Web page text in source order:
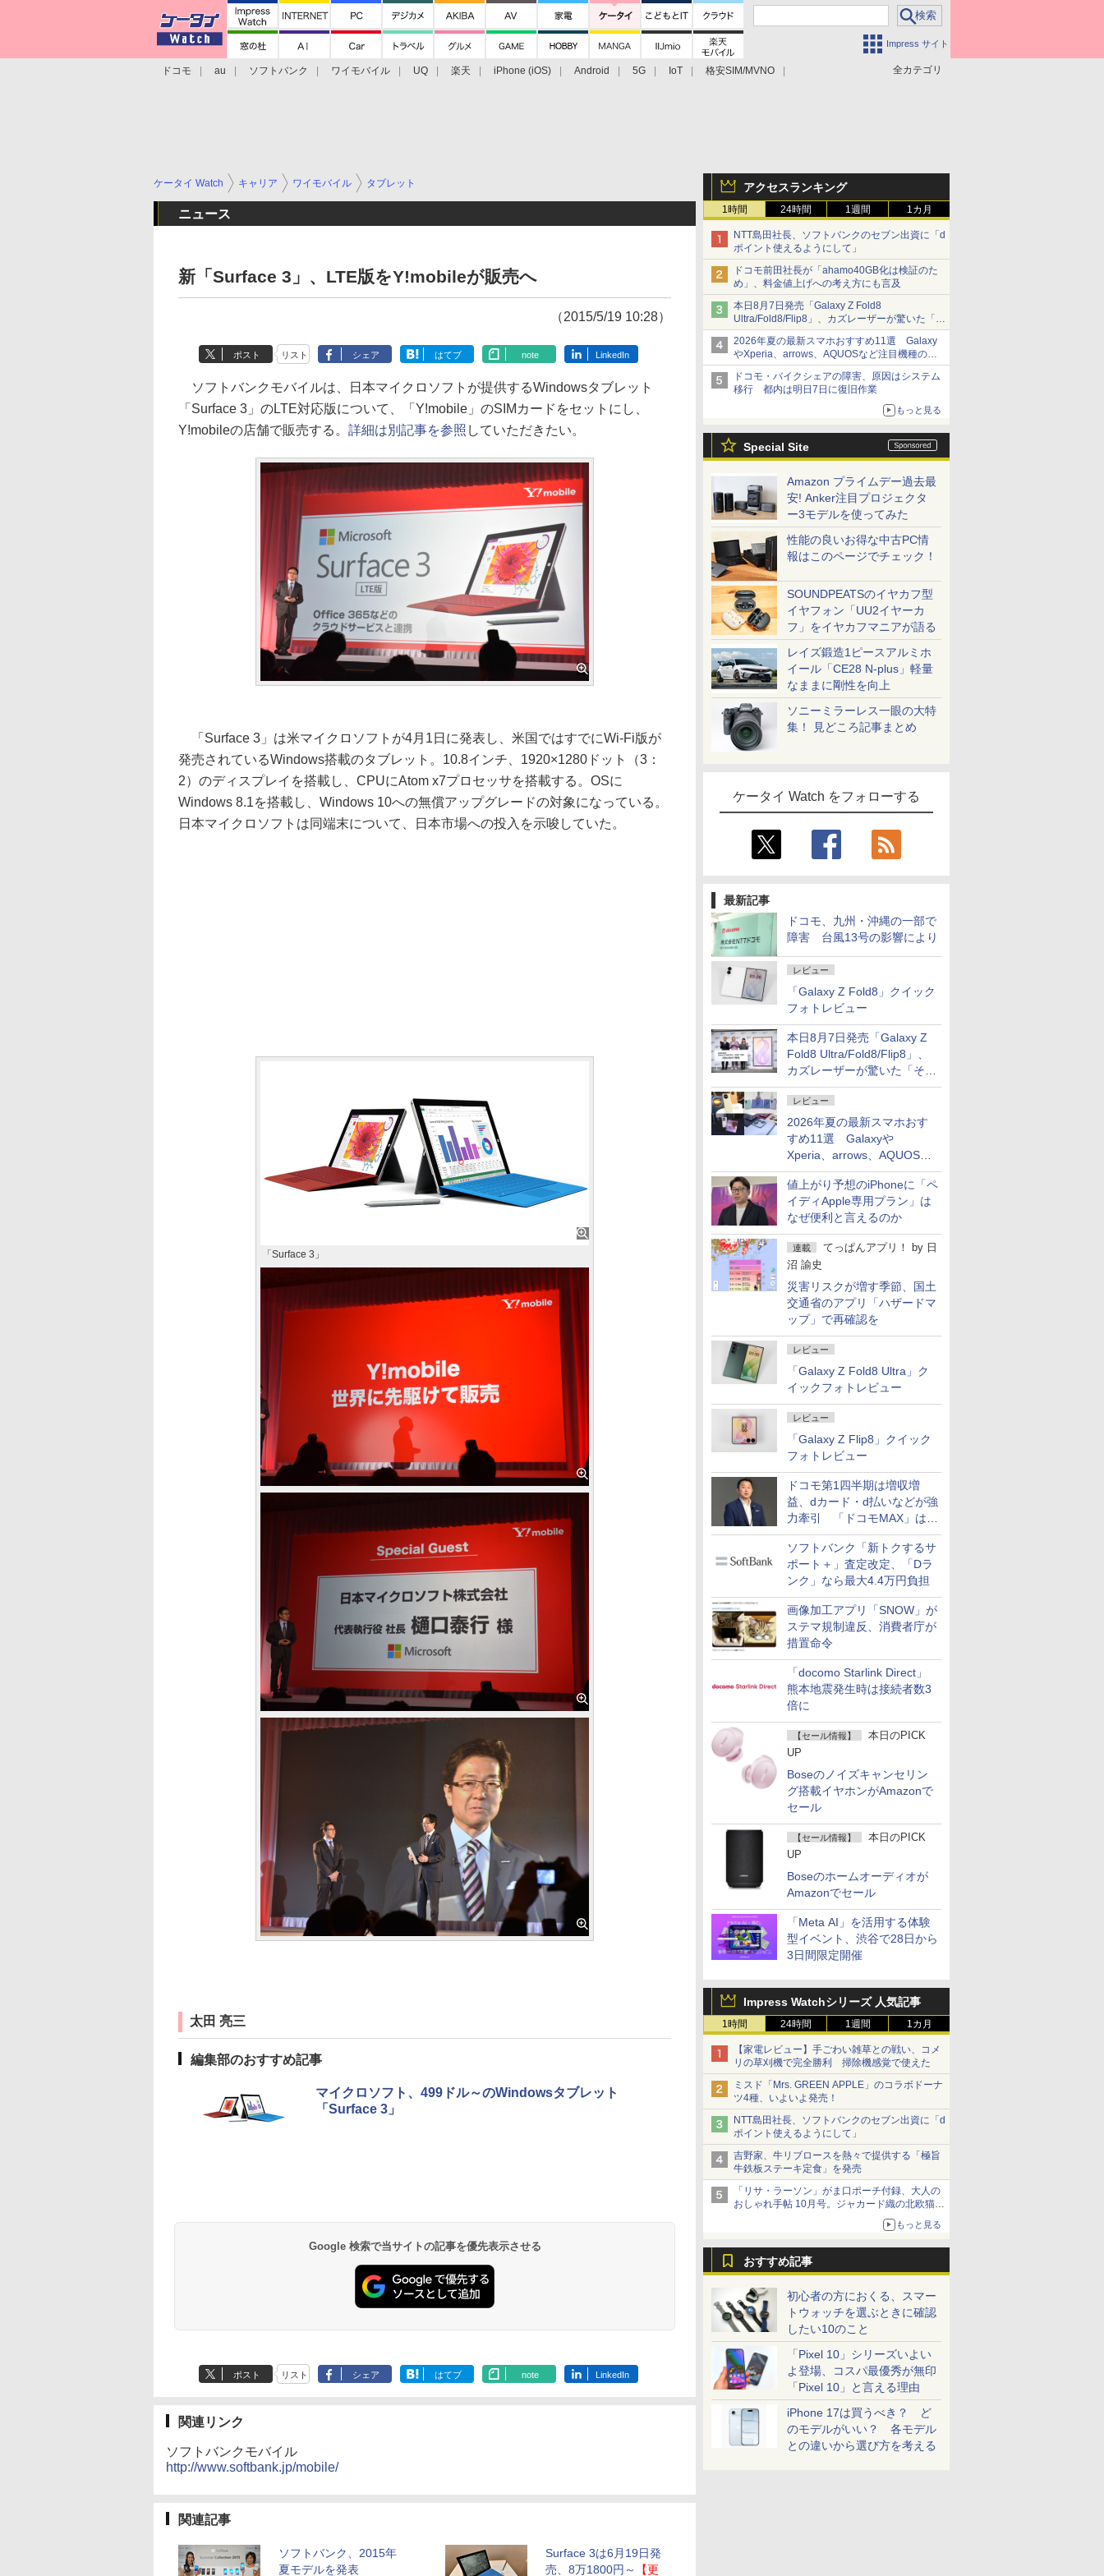
Impress サイト
全カテゴリ
ドコモ au ソフトバンク ワイモバイル UQ 楽天 iPhone (iOS) Android 5G IoT
格安SIM/MVNO
アクセスランキング
1時間 24時間 1週間 1カ月
NTT島田社長、ソフトバンクのセブン出資に「d
ポイント使えるようにして」
ドコモ前田社長が「ahamo40GB化は検証のた
め」、料金値上げへの考え方にも言及
本日8月7日発売「Galaxy Z Fold8
Ultra/Fold8/Flip8」、カズレーザーが驚いた「そ
ば屋のメニュー並みの薄さ」
2026年夏の最新スマホおすすめ11選 Galaxy
やXperia、arrows、AQUOSなど注目機種の特
徴は
ドコモ・バイクシェアの障害、原因はシステム
移行 都内は明日7日に復旧作業
もっと見る
Special Site
Amazon プライムデー過去最
安! Anker注目プロジェクタ
ー3モデルを使ってみた
性能の良いお得な中古PC情
報はこのページでチェック！
SOUNDPEATSのイヤカフ型
イヤフォン「UU2イヤーカ
フ」をイヤカフマニアが語る
レイズ鍛造1ピースアルミホ
イール「CE28 N-plus」軽量
なままに剛性を向上
ソニーミラーレス一眼の大特
集！ 見どころ記事まとめ
ケータイ Watch をフォローする
最新記事
ドコモ、九州・沖縄の一部で
障害 台風13号の影響により
レビュー
「Galaxy Z Fold8」クイック
フォトレビュー
本日8月7日発売「Galaxy Z
Fold8 Ultra/Fold8/Flip8」、
カズレーザーが驚いた「そば
屋のメニュー並みの薄さ」
レビュー
2026年夏の最新スマホおす
すめ11選 Galaxyや
Xperia、arrows、AQUOSな
ど注目機種の特徴は
値上がり予想のiPhoneに「ペ
イディApple専用プラン」は
なぜ便利と言えるのか
連載 てっぱんアプリ！ by 日
沼 諭史
災害リスクが増す季節、国土
交通省のアプリ「ハザードマ
ップ」で再確認を
レビュー
「Galaxy Z Fold8 Ultra」ク
イックフォトレビュー
レビュー
「Galaxy Z Flip8」クイック
フォトレビュー
ドコモ第1四半期は増収増
益、dカード・d払いなどが強
力牽引 「ドコモMAX」は
400万契約突破
ソフトバンク「新トクするサ
ポート＋」査定改定、「Dラ
ンク」なら最大4.4万円負担
画像加工アプリ「SNOW」が
ステマ規制違反、消費者庁が
措置命令
「docomo Starlink Direct」
熊本地震発生時は接続者数3
倍に
【セール情報】
本日のPICK
UP
Boseのノイズキャンセリン
グ搭載イヤホンがAmazonで
セール
【セール情報】
本日のPICK
UP
Boseのホームオーディオが
Amazonでセール
「Meta AI」を活用する体験
型イベント、渋谷で28日から
3日間限定開催
Impress Watchシリーズ 人気記事
1時間 24時間 1週間 1カ月
【家電レビュー】手ごわい雑草との戦い、コメ
リの草刈機で完全勝利 掃除機感覚で使えた
ミスド「Mrs. GREEN APPLE」のコラボドーナ
ツ4種、いよいよ発売！
NTT島田社長、ソフトバンクのセブン出資に「d
ポイント使えるようにして」
吉野家、牛リブロースを熱々で提供する「極旨
牛鉄板ステーキ定食」を発売
「リサ・ラーソン」がま口ポーチ付録、大人の
おしゃれ手帖 10月号。ジャカード織の北欧猫デ
もっと見る
おすすめ記事
初心者の方におくる、スマー
トウォッチを選ぶときに確認
したい10のこと
「Pixel 10」シリーズいよい
よ登場、コスパ最優秀が無印
「Pixel 10」と言える理由
iPhone 17は買うべき？ ど
のモデルがいい？ 各モデル
との違いから選び方を考える
ケータイ Watch キャリア ワイモバイル タブレット
ニュース
新「Surface 3」、LTE版をY!mobileが販売へ
（2015/5/19 10:28）
ポスト リスト シェア はてブ note LinkedIn
ソフトバンクモバイルは、日本マイクロソフトが提供するWindowsタブレット
「Surface 3」のLTE対応版について、「Y!mobile」のSIMカードをセットにし、
Y!mobileの店舗で販売する。 詳細は別記事を参照 していただきたい。
「Surface 3」は米マイクロソフトが4月1日に発表し、米国ではすでにWi-Fi版が
発売されているWindows搭載のタブレット。10.8インチ、1920×1280ドット（3：
2）のディスプレイを搭載し、CPUにAtom x7プロセッサを搭載する。OSに
Windows 8.1を搭載し、Windows 10への無償アップグレードの対象になっている。
日本マイクロソフトは同端末について、日本市場への投入を示唆していた。
「Surface 3」
太田 亮三
編集部のおすすめ記事
マイクロソフト、499ドル～のWindowsタブレット
「Surface 3」
Google 検索で当サイトの記事を優先表示させる
ポスト リスト シェア はてブ note LinkedIn
関連リンク
ソフトバンクモバイル
http://www.softbank.jp/mobile/
関連記事
ソフトバンク、2015年
夏モデルを発表
Surface 3は6月19日発
売、8万1800円～
【更